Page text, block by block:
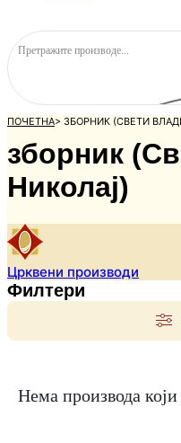
ПОЧЕТНА> ЗБОРНИК (СВЕТИ
зборник
Николај)
Црквени производи
Филтери
Нема производа који